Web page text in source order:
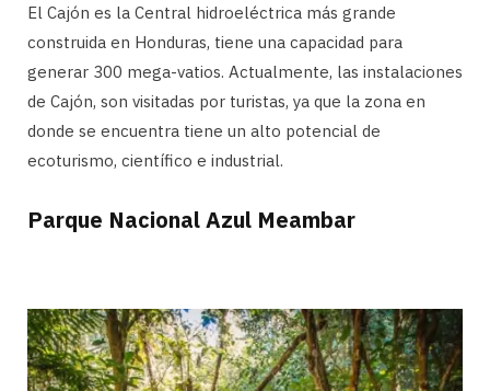
El Cajón es la Central hidroeléctrica más grande
construida en Honduras, tiene una capacidad para
generar 300 mega-vatios. Actualmente, las instalaciones
de Cajón, son visitadas por turistas, ya que la zona en
donde se encuentra tiene un alto potencial de
ecoturismo, científico e industrial.
Parque Nacional Azul Meambar